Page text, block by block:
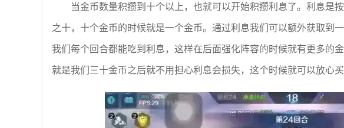
当金币数量积攒到十个以上，也就可以开始积攒利息了。利息是
之十，十个金币的时候就是一个金币。通过利息我们可以额外获取到
我们每个回合都能吃到利息，这样在后面强化阵容的时候就有更多的
就是我们三十金币之后就不用担心利息会损失，这个时候就可以放心买